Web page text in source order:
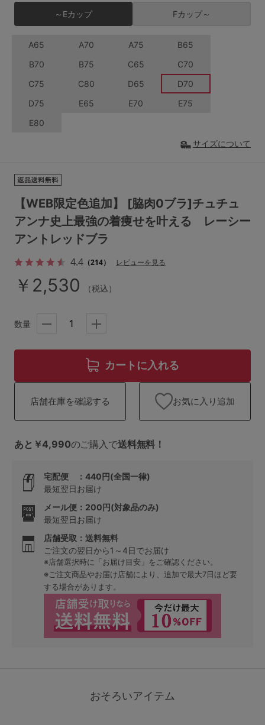
S-CD
M-AB M-EF
L-AB L-EF
セールアイテムから探す
その他から探す
ランキング
高評価レビューアイテム
WEB限定アイテム
特集ページ
【WEB限定色追加】 [脇肉0ブラ]チュチュ
アンナ史上最強の着痩せを叶える レーシー
アントレッドブラ
4.4（214） レビューを見る
￥2,530 （税込）
～Eカップ Fカップ～
A65 A70 A75
B65
B70
B75 C65
C70
C75
C80 D65
D70
D75
E65 E70
E75
E80
サイズについて
数量
カートに入れる
店舗在庫を確認する お気に入り追加
あと￥4,990のご購入で送料無料！
宅配便 ：440円(全国一律)
最短翌日お届け
メール便：200円(対象品のみ)
最短翌日お届け
店舗受取：送料無料
ご注文の翌日から1～4日でお届け
※店舗選択時に「お届け目安」をご確認ください。
※ご注文商品やお届け店舗により、追加で最大7日ほど要
する場合があります。
おそろいアイテム